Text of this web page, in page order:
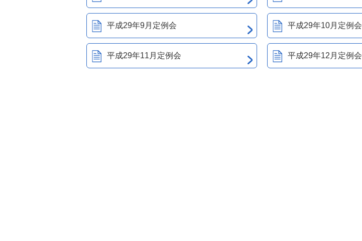
平成29年9月定例会 平成29年10月定例会
平成29年11月定例会 平成29年12月定例会